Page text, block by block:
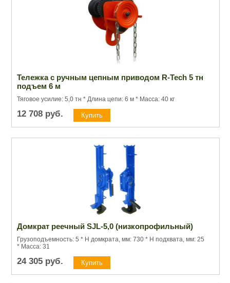
Тележка с ручным цепным приводом R-Tech 5 тн
подъем 6 м
Тяговое усилие: 5,0 тн * Длина цепи: 6 м * Масса: 40 кг
12 708 руб.
Домкрат реечный SJL-5,0 (низкопрофильный)
Грузоподъемность: 5 * Н домкрата, мм: 730 * H подхвата, мм: 25
* Масса: 31
24 305 руб.